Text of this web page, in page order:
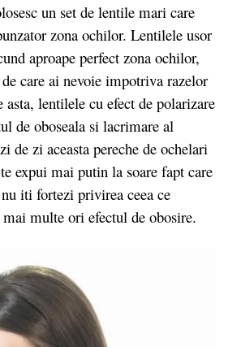
un set de lentile mari care
zona ochilor. Lentilele usor
aproape perfect zona ochilor,
care ai nevoie impotriva razelor
asta, lentilele cu efect de polarizare
de oboseala si lacrimare al
de zi aceasta pereche de ochelari
expui mai putin la soare fapt care
iti fortezi privirea ceea ce
mai multe ori efectul de obosire.